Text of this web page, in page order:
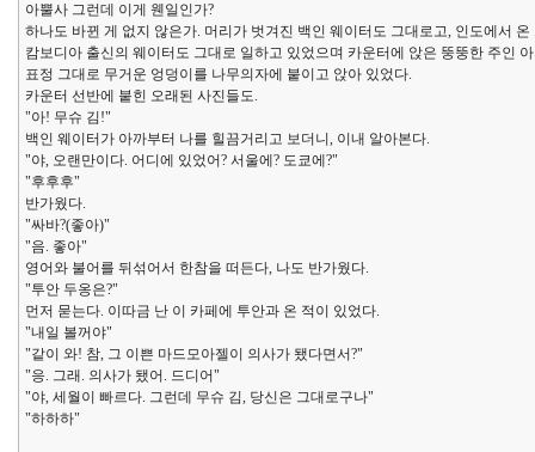
아뿔사 그런데 이게 웬일인가?
하나도 바뀐 게 없지 않은가. 머리가 벗겨진 백인 웨이터도 그대로고, 인도에서 온
캄보디아 출신의 웨이터도 그대로 일하고 있었으며 카운터에 앉은 뚱뚱한 주인
표정 그대로 무거운 엉덩이를 나무의자에 붙이고 앉아 있었다.
카운터 선반에 붙힌 오래된 사진들도.
"아! 무슈 김!"
백인 웨이터가 아까부터 나를 힐끔거리고 보더니, 이내 알아본다.
"야, 오랜만이다. 어디에 있었어? 서울에? 도쿄에?"
"후후후"
반가웠다.
"싸바?(좋아)"
"음. 좋아"
영어와 불어를 뒤섞어서 한참을 떠든다, 나도 반가웠다.
"투안 두옹은?"
먼저 묻는다. 이따금 난 이 카페에 투안과 온 적이 있었다.
"내일 볼꺼야"
"같이 와! 참, 그 이쁜 마드모아젤이 의사가 됐다면서?"
"응. 그래. 의사가 됐어. 드디어"
"야, 세월이 빠르다. 그런데 무슈 김, 당신은 그대로구나"
"하하하"